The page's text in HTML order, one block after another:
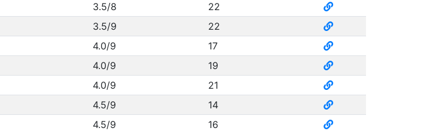
3.5/8
22
3.5/9
22
4.0/9
17
4.0/9
19
4.0/9
21
4.5/9
14
4.5/9
16